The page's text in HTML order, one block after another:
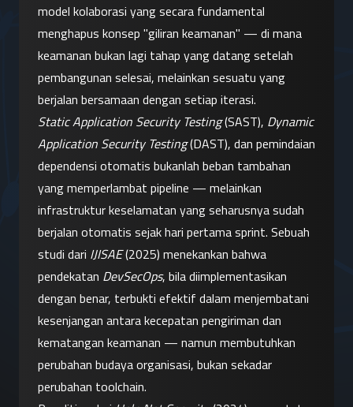
model kolaborasi yang secara fundamental
menghapus konsep "giliran keamanan" — di mana
keamanan bukan lagi tahap yang datang setelah
pembangunan selesai, melainkan sesuatu yang
berjalan bersamaan dengan setiap iterasi.
Static Application Security Testing (SAST), Dynamic
Application Security Testing (DAST), dan pemindaian
dependensi otomatis bukanlah beban tambahan
yang memperlambat pipeline — melainkan
infrastruktur keselamatan yang seharusnya sudah
berjalan otomatis sejak hari pertama sprint. Sebuah
studi dari IJISAE (2025) menekankan bahwa
pendekatan DevSecOps, bila diimplementasikan
dengan benar, terbukti efektif dalam menjembatani
kesenjangan antara kecepatan pengiriman dan
kematangan keamanan — namun membutuhkan
perubahan budaya organisasi, bukan sekadar
perubahan toolchain.